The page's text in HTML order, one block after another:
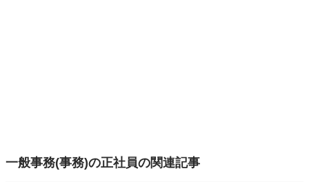
一般事務(事務)の正社員の関連記事